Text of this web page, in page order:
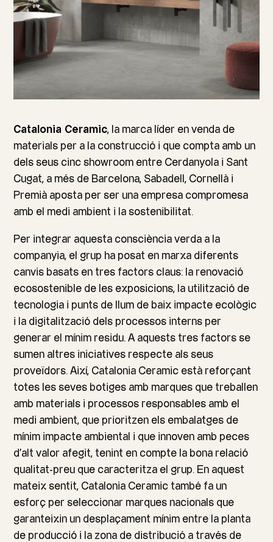
Catalonia Ceramic, la marca líder en venda de
materials per a la construcció i que compta amb un
dels seus cinc showroom entre Cerdanyola i Sant
Cugat, a més de Barcelona, Sabadell, Cornellà i
Premià aposta per ser una empresa compromesa
amb el medi ambient i la sostenibilitat.
Per integrar aquesta consciència verda a la
companyia, el grup ha posat en marxa diferents
canvis basats en tres factors claus: la renovació
ecosostenible de les exposicions, la utilització de
tecnologia i punts de llum de baix impacte ecològic
i la digitalització dels processos interns per
generar el mínim residu. A aquests tres factors se
sumen altres iniciatives respecte als seus
proveïdors. Així, Catalonia Ceramic està reforçant
totes les seves botiges amb marques que treballen
amb materials i processos responsables amb el
medi ambient, que prioritzen els embalatges de
mínim impacte ambiental i que innoven amb peces
d’alt valor afegit, tenint en compte la bona relació
qualitat-preu que caracteritza el grup. En aquest
mateix sentit, Catalonia Ceramic també fa un
esforç per seleccionar marques nacionals que
garanteixin un desplaçament mínim entre la planta
de producció i la zona de distribució a través de